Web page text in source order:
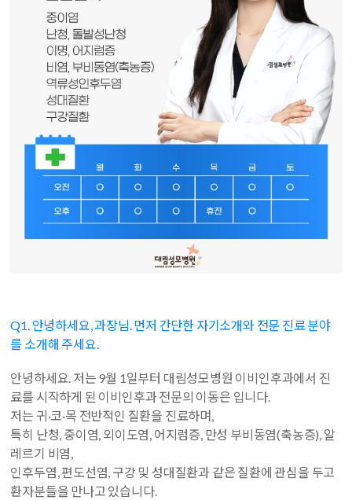
Q1. 안녕하세요, 과장님. 먼저 간단한 자기소개와 전문 진료 분야
를 소개해 주세요.
안녕하세요. 저는 9월 1일부터 대림성모병원 이비인후과에서 진
료를 시작하게 된 이비인후과 전문의 이동은 입니다.
저는 귀·코·목 전반적인 질환을 진료하며,
특히 난청, 중이염, 외이도염, 어지럼증, 만성 부비동염(축농증), 알
레르기 비염,
인후두염, 편도선염, 구강 및 성대질환과 같은 질환에 관심을 두고
환자분들을 만나고 있습니다.